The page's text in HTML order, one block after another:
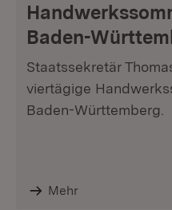
Baden-
Staatssekretär
viertägige
Baden-Württemberg.
Mehr